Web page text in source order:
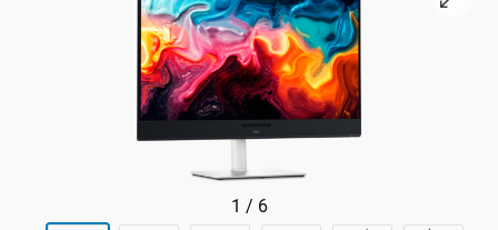
1 / 6